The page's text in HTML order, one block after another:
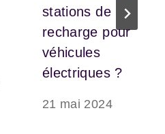
stations de
recharge pour
véhicules
électriques ?
21 mai 2024